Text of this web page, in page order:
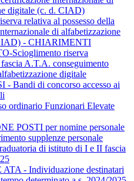
digitale (c. d. CIAD)
relativa al possesso della
di alfabetizzazione
- CHIARIMENTI
Scioglimento riserva
A.T.A. conseguimento
digitale
- Bandi di concorso accesso ai
ordinario Funzionari Elevate
POSTI per nomine personale
supplenze personale
di istituto di I e II fascia
- Individuazione destinatari